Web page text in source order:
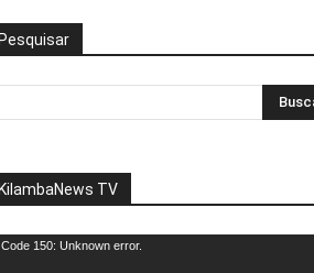
TV
Code 150: Unknown error.